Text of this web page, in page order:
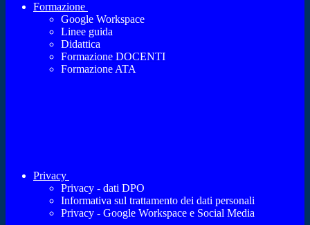
Formazione
Google Workspace
Linee guida
Didattica
Formazione DOCENTI
Formazione ATA
Privacy
Privacy - dati DPO
Informativa sul trattamento dei dati personali
Privacy - Google Workspace e Social Media